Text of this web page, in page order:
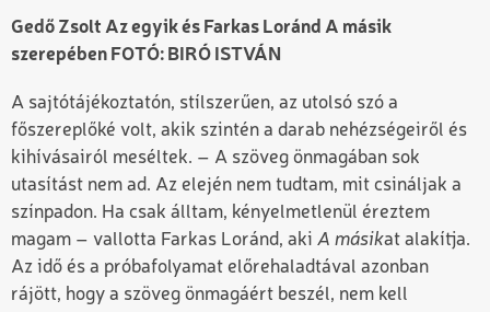
Gedő Zsolt Az egyik és Farkas Loránd A másik
szerepében FOTÓ: BIRÓ ISTVÁN
A sajtótájékoztatón, stílszerűen, az utolsó szó a
főszereplőké volt, akik szintén a darab nehézségeiről és
kihívásairól meséltek. – A szöveg önmagában sok
utasítást nem ad. Az elején nem tudtam, mit csináljak a
színpadon. Ha csak álltam, kényelmetlenül éreztem
magam – vallotta Farkas Loránd, aki A másikat alakítja.
Az idő és a próbafolyamat előrehaladtával azonban
rájött, hogy a szöveg önmagáért beszél, nem kell